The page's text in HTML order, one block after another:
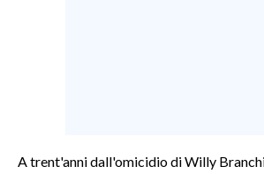
A trent'anni dall'omicidio di Willy